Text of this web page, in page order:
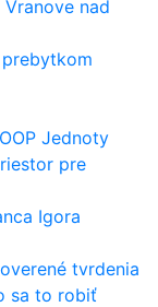
nad
Jednoty
pre
Igora
tvrdenia
sa to robiť